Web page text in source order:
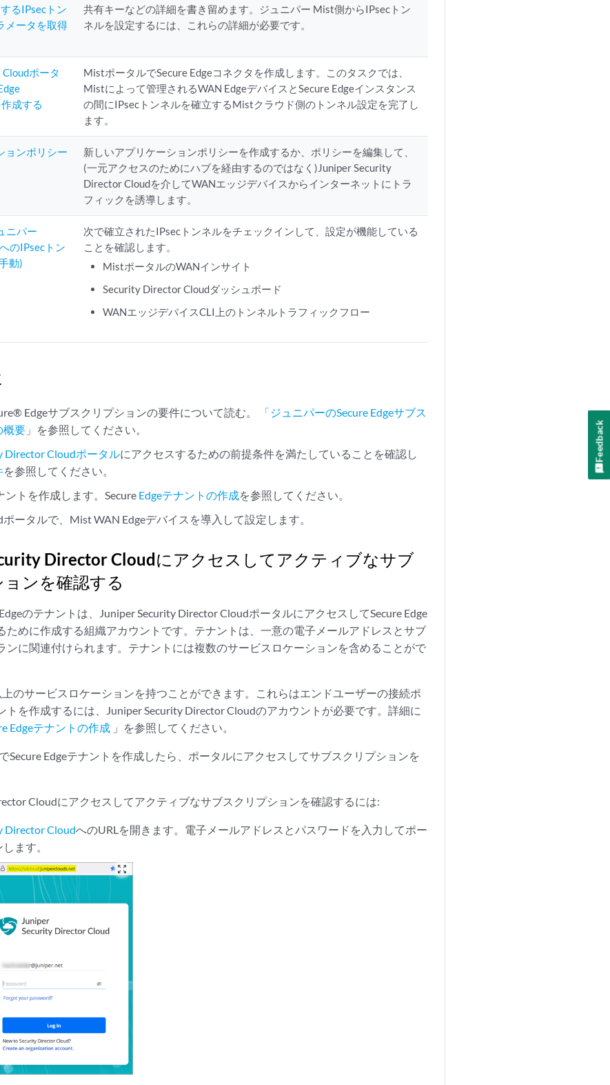
るIPsecトン
メータを取得
共有キーなどの詳細を書き留めます。ジュニパー Mist側からIPsecトン
ネルを設定するには、これらの詳細が必要です。
ポータ
成する
MistポータルでSecure Edgeコネクタを作成します。このタスクでは、
Mistによって管理されるWAN EdgeデバイスとSecure Edgeインスタンス
の間にIPsecトンネルを確立するMistクラウド側のトンネル設定を完了し
ます。
ョンポリシー
新しいアプリケーションポリシーを作成するか、ポリシーを編集して、
(一元アクセスのためにハブを経由するのではなく)Juniper Security
Director Cloudを介してWANエッジデバイスからインターネットにトラ
フィックを誘導します。
ニパー
のIPsecトン
動)
次で確立されたIPsecトンネルをチェックインして、設定が機能している
ことを確認します。
MistポータルのWANインサイト
Security Director Cloudダッシュボード
WANエッジデバイスCLI上のトンネルトラフィックフロー
Edgeサブスクリプションの要件について読む。
「ジュニパーのSecure Edgeサブス
概要 」を参照してください。
Director Cloudポータルにアクセスするための前提条件を満たしていることを確認し
を参照してください。
ントを作成します。Secure Edgeテナントの作成を参照してください。
ータルで、Mist WAN Edgeデバイスを導入して設定します。
Director Cloudにアクセスしてアクティブなサブ
ンを確認する
のテナントは、Juniper Security Director CloudポータルにアクセスしてSecure Edge
ために作成する組織アカウントです。テナントは、一意の電子メールアドレスとサブ
ンに関連付けられます。テナントには複数のサービスロケーションを含めることがで
のサービスロケーションを持つことができます。これらはエンドユーザーの接続ポ
トを作成するには、Juniper Security Director Cloudのアカウントが必要です。詳細に
Edgeテナントの作成 」を参照してください。
Secure Edgeテナントを作成したら、ポータルにアクセスしてサブスクリプションを
Cloudにアクセスしてアクティブなサブスクリプションを確認するには:
Director CloudへのURLを開きます。電子メールアドレスとパスワードを入力してポー
ます。
zoom_out_map
Feedback